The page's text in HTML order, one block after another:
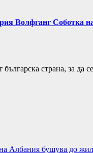
Волфганг Соботка
българска страна, за
Албания бушува до